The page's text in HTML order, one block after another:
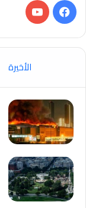
فيسبوك‫YouTube
الأخيرة